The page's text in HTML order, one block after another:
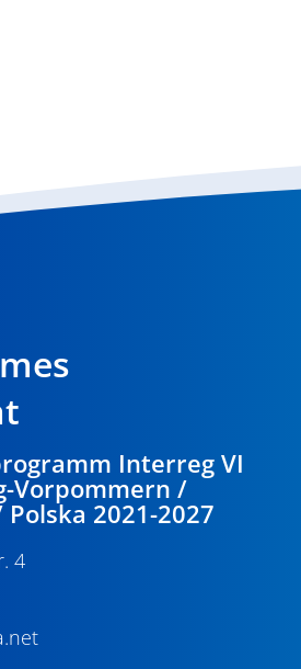
Interreg VI
Vorpommern /
2021-2027
4